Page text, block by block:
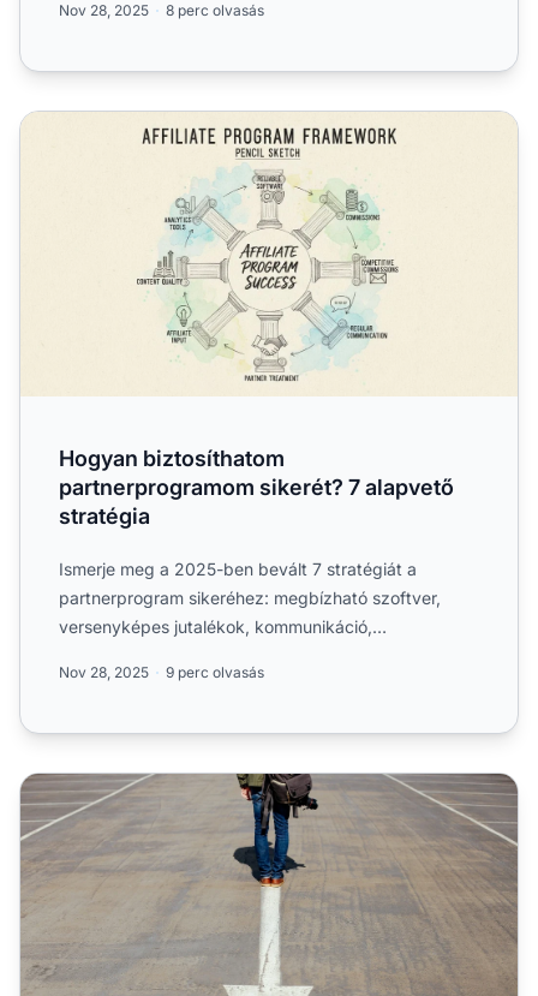
Nov 28, 2025 8 perc olvasás
Hogyan biztosíthatom partnerprogramom sikerét? 7
Hogyan biztosíthatom
partnerprogramom sikerét? 7 alapvető
stratégia
Ismerje meg a 2025-ben bevált 7 stratégiát a
partnerprogram sikeréhez: megbízható szoftver,
versenyképes jutalékok, kommunikáció,
Nov 28, 2025 9 perc olvasás
Lépésről lépésre útmutató egy minőségi